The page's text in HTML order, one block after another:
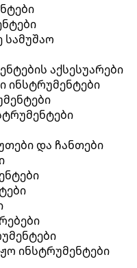
სამუშაო
აქსესუარები
ინსტრუმენტები
და ჩანთები
ინსტრუმენტები